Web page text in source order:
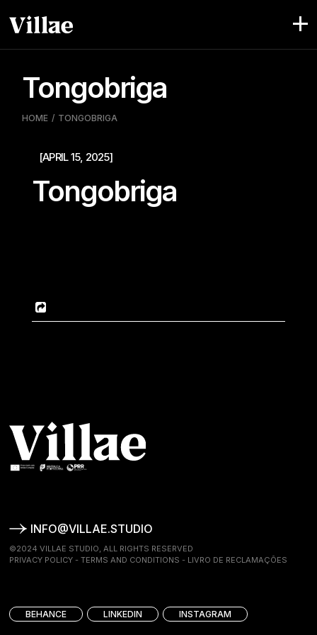
para
Tongobriga
HOME TONGOBRIGA
[APRIL 15, 2025]
Tongobriga
INFO@VILLAE.STUDIO
©2024 VILLAE STUDIO, ALL RIGHTS RESERVED
PRIVACY POLICY -TERMS AND CONDITIONS - LIVRO DE RECLAMAÇÕES
BEHANCE LINKEDIN INSTAGRAM